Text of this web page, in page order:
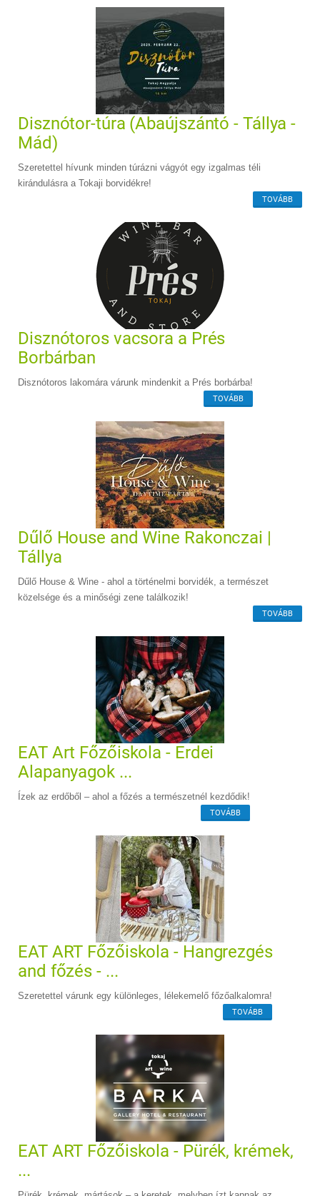
Disznótor-túra (Abaújszántó - Tállya -
Mád)
Szeretettel hívunk minden túrázni vágyót egy izgalmas téli
kirándulásra a Tokaji borvidékre!
TOVÁBB
Disznótoros vacsora a Prés
Borbárban
Disznótoros lakomára várunk mindenkit a Prés borbárba!
TOVÁBB
Dűlő House and Wine Rakonczai |
Tállya
Dűlő House & Wine - ahol a történelmi borvidék, a természet
közelsége és a minőségi zene találkozik!
TOVÁBB
EAT Art Főzőiskola - Erdei
Alapanyagok ...
Ízek az erdőből – ahol a főzés a természetnél kezdődik!
TOVÁBB
EAT ART Főzőiskola - Hangrezgés
and főzés - ...
Szeretettel várunk egy különleges, lélekemelő főzőalkalomra!
TOVÁBB
EAT ART Főzőiskola - Pürék, krémek,
...